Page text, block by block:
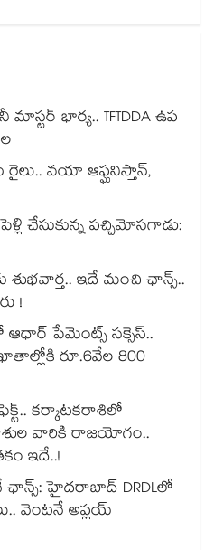
మాస్టర్ భార్య.. TFTDDA ఉప
వయా ఆఫ్ఘనిస్తాన్,
చేసుకున్న పచ్చిమోసగాడు:
ఇదే మంచి ఛాన్స్..
!
ఆధార్ పేమెంట్స్ సక్సెస్..
రూ.6వేల 800
కర్కాటకరాశిలో
వారికి రాజయోగం..
ఇదే..!
ఛాన్స్: హైదరాబాద్ DRDLలో
వెంటనే అప్లయ్